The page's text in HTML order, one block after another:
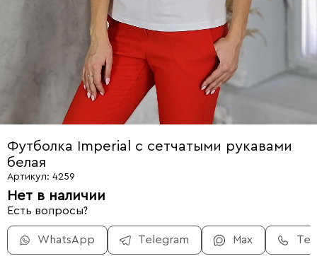
Футболка Imperial c сетчатыми рукавами
белая
Артикул: 4259
Нет в наличии
Есть вопросы?
WhatsApp Telegram Max